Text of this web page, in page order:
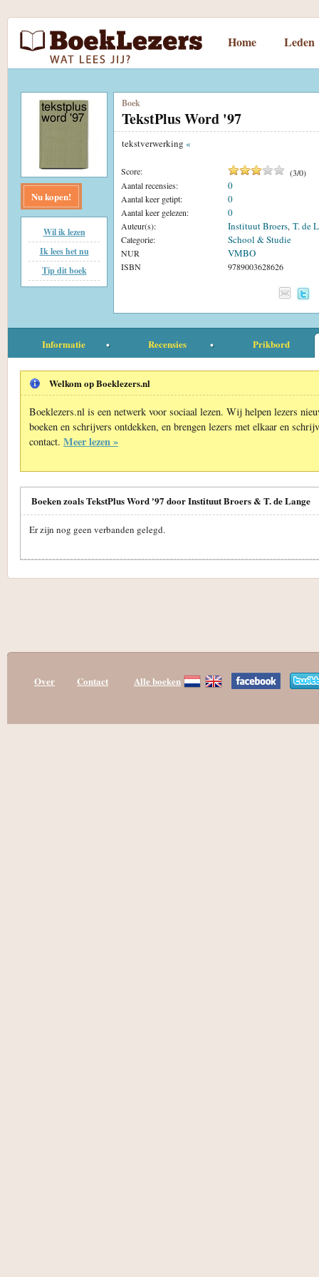
Home Leden
Nu kopen!
Wil ik lezen
Ik lees het nu
Tip dit boek
Boek
TekstPlus Word '97
tekstverwerking «
Score: (3/0)
Aantal recensies:
0
Aantal keer getipt: 0
Aantal keer gelezen: 0
Auteur(s): Instituut Broers, T. de
Categorie: School & Studie
NUR VMBO
ISBN 9789003628626
Informatie Recensies Prikbord
Welkom op Boeklezers.nl
Boeklezers.nl is een netwerk voor sociaal lezen. Wij helpen lezers
boeken en schrijvers ontdekken, en brengen lezers met elkaar en
contact. Meer lezen »
Boeken zoals TekstPlus Word '97 door Instituut Broers & T. de Lange
Er zijn nog geen verbanden gelegd.
Over Contact Alle boeken